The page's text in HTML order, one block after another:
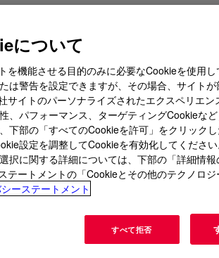
作られました
る革新的な複合ソリューションを提供して
は、お客様の製品を強化し、ビジネスを前
ポリウレタン複合システムは、速
業における複雑な課題を克服するのに役立
ョンを探す
について
を機能させる目的のみに必要なCookieを使用し
は警告を設定できますが、その場合、サイトが
サイトのパーソナライズされたエクスペリエン
、パフォーマンス、ターゲティングCookieな
下部の「すべてのCookieを許可」をクリック
設定を調整してCookieを有効化してくださ
択に関する詳細については、下部の「詳細情報
テートメントの「Cookieとその他のテクノロジ
ーステートメント
すべて拒否